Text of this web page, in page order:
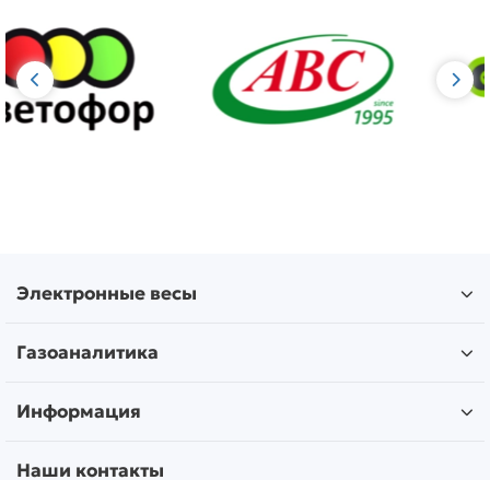
Электронные весы
Газоаналитика
Информация
Наши контакты